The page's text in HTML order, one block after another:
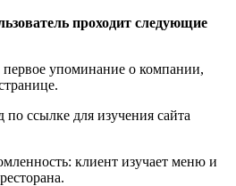
проходит следующие
упоминание о компании,
ссылке для изучения сайта
клиент изучает меню и